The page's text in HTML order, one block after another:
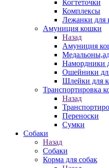
Когтеточки
Комплексы
Лежанки для
Амуниция кошки
Назад
Амуниция
Намордники
Ошейники
Шлейки для
Транспортировка
Назад
Переноски
Сумки
Собаки
Назад
Собаки
Корма для собак